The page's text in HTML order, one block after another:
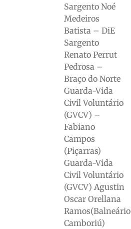
Sargento Noé
Medeiros
Batista – DiE
Sargento
Renato Perrut
Pedrosa –
Braço do Norte
Guarda-Vida
Civil Voluntário
(GVCV) –
Fabiano
Campos
(Piçarras)
Guarda-Vida
Civil Voluntário
(GVCV) Agustin
Oscar Orellana
Ramos(Balneário
Camboriú)